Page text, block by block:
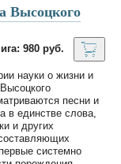
Высоцкого
980 руб.
науки о жизни и
песни и
в единстве слова,
и других
системно